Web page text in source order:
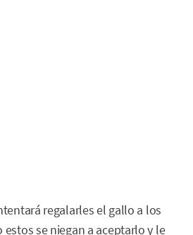
regalarles el gallo a los
estos se niegan a aceptarlo y le